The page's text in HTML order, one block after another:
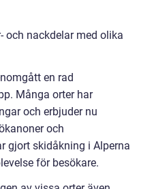
och nackdelar med olika
en rad
Många orter har
och erbjuder nu
och
gjort skidåkning i Alperna
för besökare.